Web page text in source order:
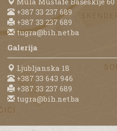
+387 33 237 689
+387 33 237 689
tugra@bih.net.ba
Galerija
Ljubljanska 18
+387 33 643 946
+387 33 237 689
tugra@bih.net.ba